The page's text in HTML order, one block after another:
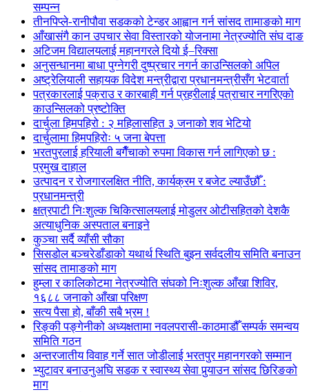
सम्पन्न
तीनपिप्ले-रानीपौवा सडकको टेन्डर आह्वान गर्न सांसद तामाङको माग
आँखासंगै कान उपचार सेवा विस्तारको योजनामा नेत्रज्योति संघ दाङ
अटिजम विद्यालयलाई महानगरले दियो ई–रिक्सा
अनुसन्धानमा बाधा पुग्नेगरी दुष्प्रचार नगर्न काउन्सिलको अपिल
अष्ट्रेलियाली सहायक विदेश मन्त्रीद्वारा प्रधानमन्त्रीसँग भेटवार्ता
पत्रकारलाई पक्राउ र कारबाही गर्न प्रहरीलाई पत्राचार नगरिएको
काउन्सिलको प्रष्टोक्ति
दार्चुला हिमपहिरो : २ महिलासहित ३ जनाको शव भेटियो
दार्चुलामा हिमपहिरोः ५ जना बेपत्ता
भरतपुरलाई हरियाली बगैँचाको रुपमा विकास गर्न लागिएको छ :
प्रमुख दाहाल
उत्पादन र रोजगारलक्षित नीति, कार्यक्रम र बजेट ल्याउँछौँ :
प्रधानमन्त्री
क्षत्रपाटी निःशुल्क चिकित्सालयलाई मोडुलर ओटीसहितको देशकै
अत्याधुनिक अस्पताल बनाइने
कुञ्चा सर्दै व्याँसी सौका
सिसडोल बञ्चरेडाँडाको यथार्थ स्थिति बुझ्न सर्वदलीय समिति बनाउन
सांसद तामाङको माग
हुम्ला र कालिकोटमा नेत्रज्योति संघको निःशुल्क आँखा शिविर,
१६८८ जनाको आँखा परिक्षण
सत्य पैसा हो, बाँकी सबै भ्रम !
रिङ्की पङ्गेनीको अध्यक्षतामा नवलपरासी-काठमाडौँ सम्पर्क समन्वय
समिति गठन
अन्तरजातीय विवाह गर्ने सात जोडीलाई भरतपुर महानगरको सम्मान
भ्युटावर बनाउनुअघि सडक र स्वास्थ्य सेवा पुर्‍याउन सांसद छिरिङको
माग